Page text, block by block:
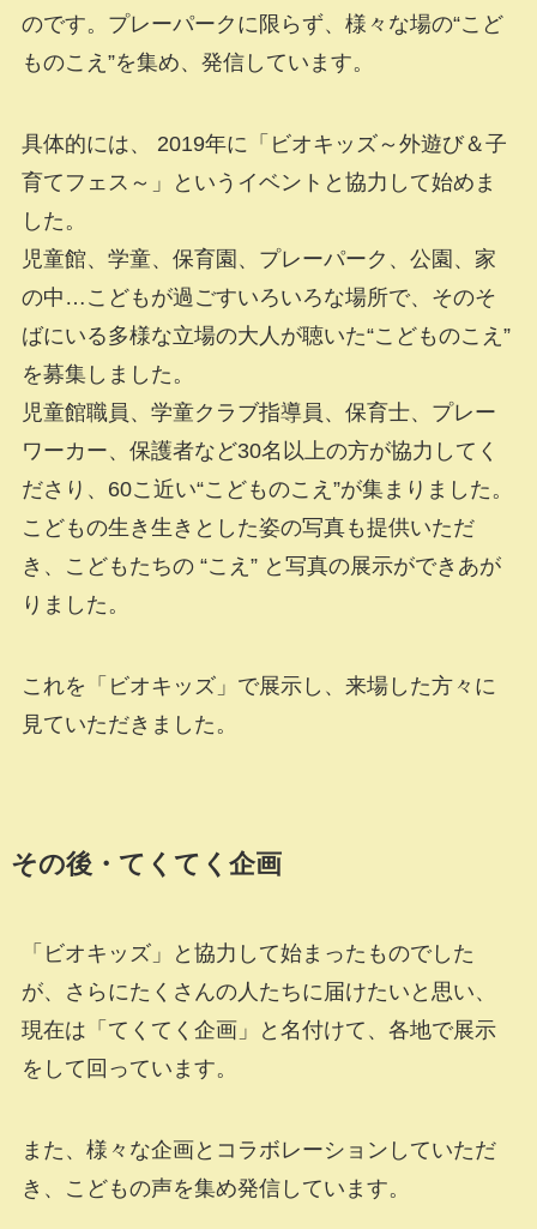
のです。プレーパークに限らず、様々な場の“こど
ものこえ”を集め、発信しています。
具体的には、 2019年に「ビオキッズ～外遊び＆子
育てフェス～」というイベントと協力して始めま
した。
児童館、学童、保育園、プレーパーク、公園、家
の中…こどもが過ごすいろいろな場所で、そのそ
ばにいる多様な立場の大人が聴いた“こどものこえ”
を募集しました。
児童館職員、学童クラブ指導員、保育士、プレー
ワーカー、保護者など30名以上の方が協力してく
ださり、60こ近い“こどものこえ”が集まりました。
こどもの生き生きとした姿の写真も提供いただ
き、こどもたちの “こえ” と写真の展示ができあが
りました。
これを「ビオキッズ」で展示し、来場した方々に
見ていただきました。
その後・てくてく企画
「ビオキッズ」と協力して始まったものでした
が、さらにたくさんの人たちに届けたいと思い、
現在は「てくてく企画」と名付けて、各地で展示
をして回っています。
また、様々な企画とコラボレーションしていただ
き、こどもの声を集め発信しています。